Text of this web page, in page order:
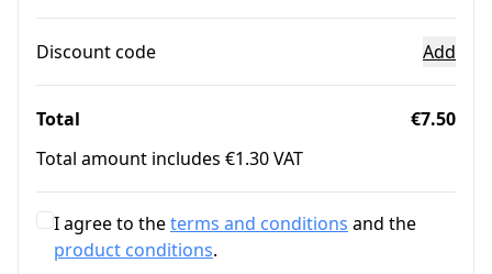
Discount code Add
Total
€7.50
Total amount includes €1.30 VAT
I agree to theterms and conditions and the
product conditions.